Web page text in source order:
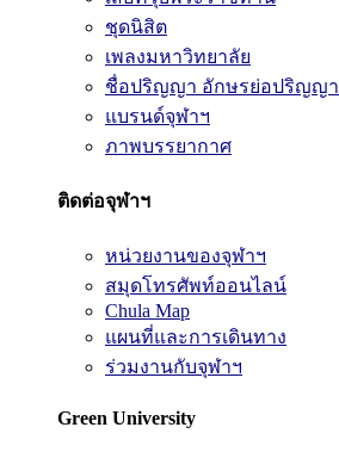
ชุดนิสิต
เพลงมหาวิทยาลัย
ชื่อปริญญา อักษรย่อปริญญา
แบรนด์จุฬาฯ
ภาพบรรยากาศ
ติดต่อจุฬาฯ
หน่วยงานของจุฬาฯ
สมุดโทรศัพท์ออนไลน์
Chula Map
แผนที่และการเดินทาง
ร่วมงานกับจุฬาฯ
Green University